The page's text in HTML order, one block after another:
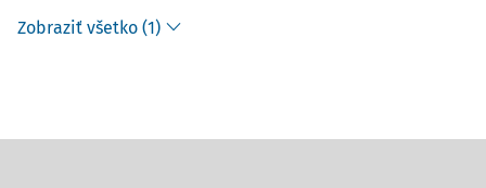
Zobraziť všetko (1)